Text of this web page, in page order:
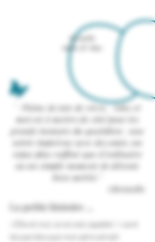
Accords
mets & vins
" Pleine de joie de vivre, Ailes et
moi est à mettre de côté pour les
grands instants du quotidien : une
soirée imprévue avec des amis, un
repas plus raffiné que d’ordinaire
ou un simple moment de détente
bien mérité."
Christelle
La petite histoire ...
« Elle et moi, on en est capable ! » sont
les paroles que mon père aimait